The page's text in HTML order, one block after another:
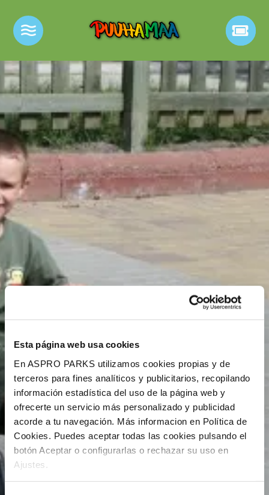
Esta página web usa cookies
En ASPRO PARKS utilizamos cookies propias y de
terceros para fines analíticos y publicitarios, recopilando
información estadística del uso de la página web y
ofrecerte un servicio más personalizado y publicidad
acorde a tu navegación. Más informacion en Política de
Cookies. Puedes aceptar todas las cookies pulsando el
botón Aceptar o configurarlas o rechazar su uso en
Ajustes.